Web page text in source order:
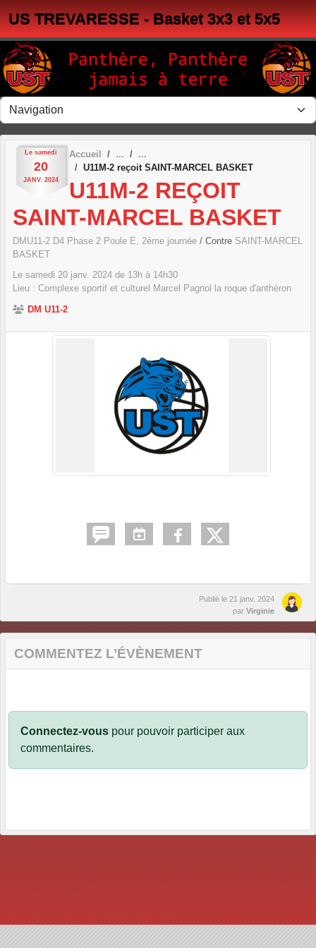
US TREVARESSE - Basket 3x3 et 5x5
Le samedi
20
JANV. 2024
Accueil
U11M-2 reçoit SAINT-MARCEL BASKET
U11M-2 REÇOIT
SAINT-MARCEL BASKET
DMU11-2 D4 Phase 2 Poule E, 2ème journée / Contre SAINT-MARCEL
BASKET
Le samedi 20 janv. 2024 de 13h à 14h30
Lieu : Complexe sportif et culturel Marcel Pagnol
la roque d'anthéron
DM U11-2
Publié le 21 janv. 2024
par Virginie
COMMENTEZ L’ÉVÈNEMENT
Connectez-vous pour pouvoir participer aux
commentaires.